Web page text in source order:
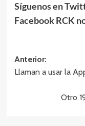
Síguenos en
Facebook RCK
Navegación
de
entradas
Anterior:
Llaman a usar la
Otro